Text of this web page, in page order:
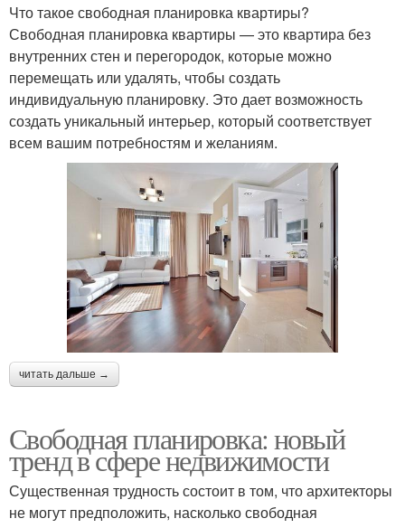
Что такое свободная планировка квартиры?
Свободная планировка квартиры — это квартира без
внутренних стен и перегородок, которые можно
перемещать или удалять, чтобы создать
индивидуальную планировку. Это дает возможность
создать уникальный интерьер, который соответствует
всем вашим потребностям и желаниям.
читать дальше →
Свободная планировка: новый
тренд в сфере недвижимости
Существенная трудность состоит в том, что архитекторы
не могут предположить, насколько свободная